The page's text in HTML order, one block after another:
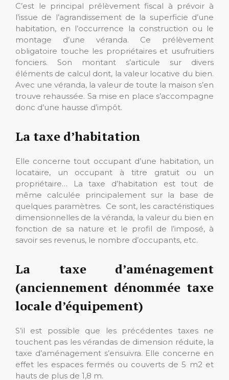
C’est le principal prélèvement fiscal à prévoir à
l’issue de l’agrandissement de la superficie d’une
habitation, en l’occurrence la construction ou le
montage d’une véranda. Ce prélèvement
obligatoire touche les propriétaires et usufruitiers
fonciers. Son montant s’articule sur divers
éléments de calcul dont, la valeur locative du bien.
Avec une véranda, la valeur de toute la maison s’en
trouve rehaussée. Sa mise en place s’accompagne
donc d’une hausse d’impôt.
La taxe d’habitation
Elle concerne tout occupant d’une habitation, un
locataire, un occupant à titre gratuit ou un
propriétaire… La taxe d’habitation est tout de
même calculée principalement sur la base de
quelques paramètres. Ce sont, les caractéristiques
dimensionnelles de la véranda, la valeur du bien en
fonction de sa nature et le profil de l’imposé, à
savoir ses revenus, le nombre d’occupants, etc.
La taxe d’aménagement
(anciennement dénommée taxe
locale d’équipement)
S’il est possible que les précédentes taxes ne
touchent pas les vérandas de dimension réduite, la
taxe d’aménagement s’ensuivra. Elle concerne en
effet les espaces fermés ou couverts de 5 m2 et
hauts de plus de 1,8 m.